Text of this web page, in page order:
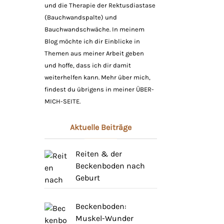
und die Therapie der Rektusdiastase
(Bauchwandspalte) und
Bauchwandschwäche. In meinem
Blog möchte ich dir Einblicke in
Themen aus meiner Arbeit geben
und hoffe, dass ich dir damit
weiterhelfen kann. Mehr über mich,
findest du übrigens in meiner ÜBER-
MICH-SEITE.
Aktuelle Beiträge
Reiten & der
Beckenboden nach
Geburt
Beckenboden:
Muskel-Wunder